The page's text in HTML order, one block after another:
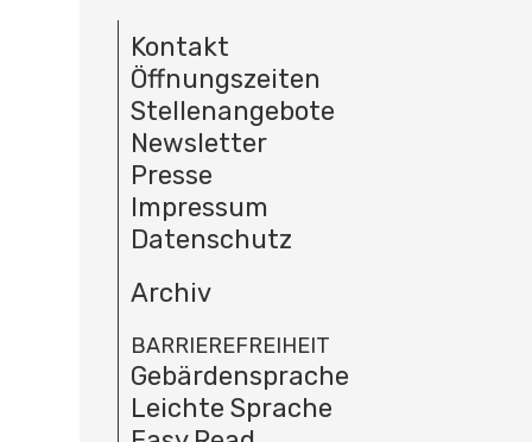
Kontakt
Öffnungszeiten
Stellenangebote
Newsletter
Presse
Impressum
Datenschutz
Archiv
BARRIEREFREIHEIT
Gebärdensprache
Leichte Sprache